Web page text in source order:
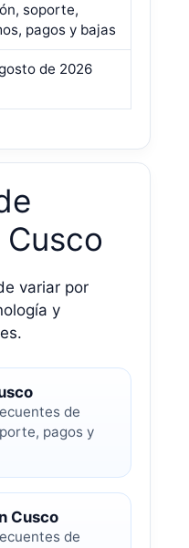
soporte,
pagos y bajas
de 2026
variar por
y
de
pagos y
Cusco
de